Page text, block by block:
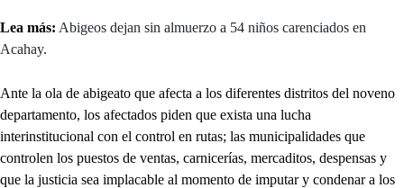
Lea más: Abigeos dejan sin almuerzo a 54 niños carenciados en
Acahay.
Ante la ola de abigeato que afecta a los diferentes distritos del noveno
departamento, los afectados piden que exista una lucha
interinstitucional con el control en rutas; las municipalidades que
controlen los puestos de ventas, carnicerías, mercaditos, despensas y
que la justicia sea implacable al momento de imputar y condenar a los